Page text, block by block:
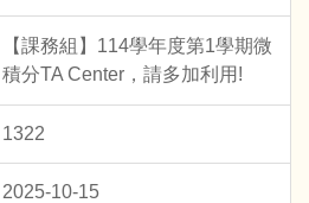
【課務組】114學年度第1學期微
積分TA Center，請多加利用!
1322
2025-10-15